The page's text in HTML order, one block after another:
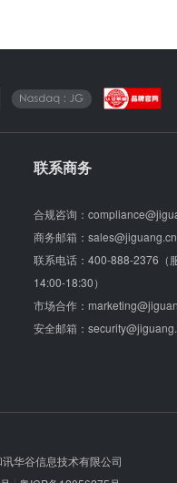
联系商务
合规咨询：
商务邮箱： sales@jiguang.cn
联系电话： 400-888-2376（
14:00-18:30）
市场合作：
安全邮箱：
华谷信息技术有限公司